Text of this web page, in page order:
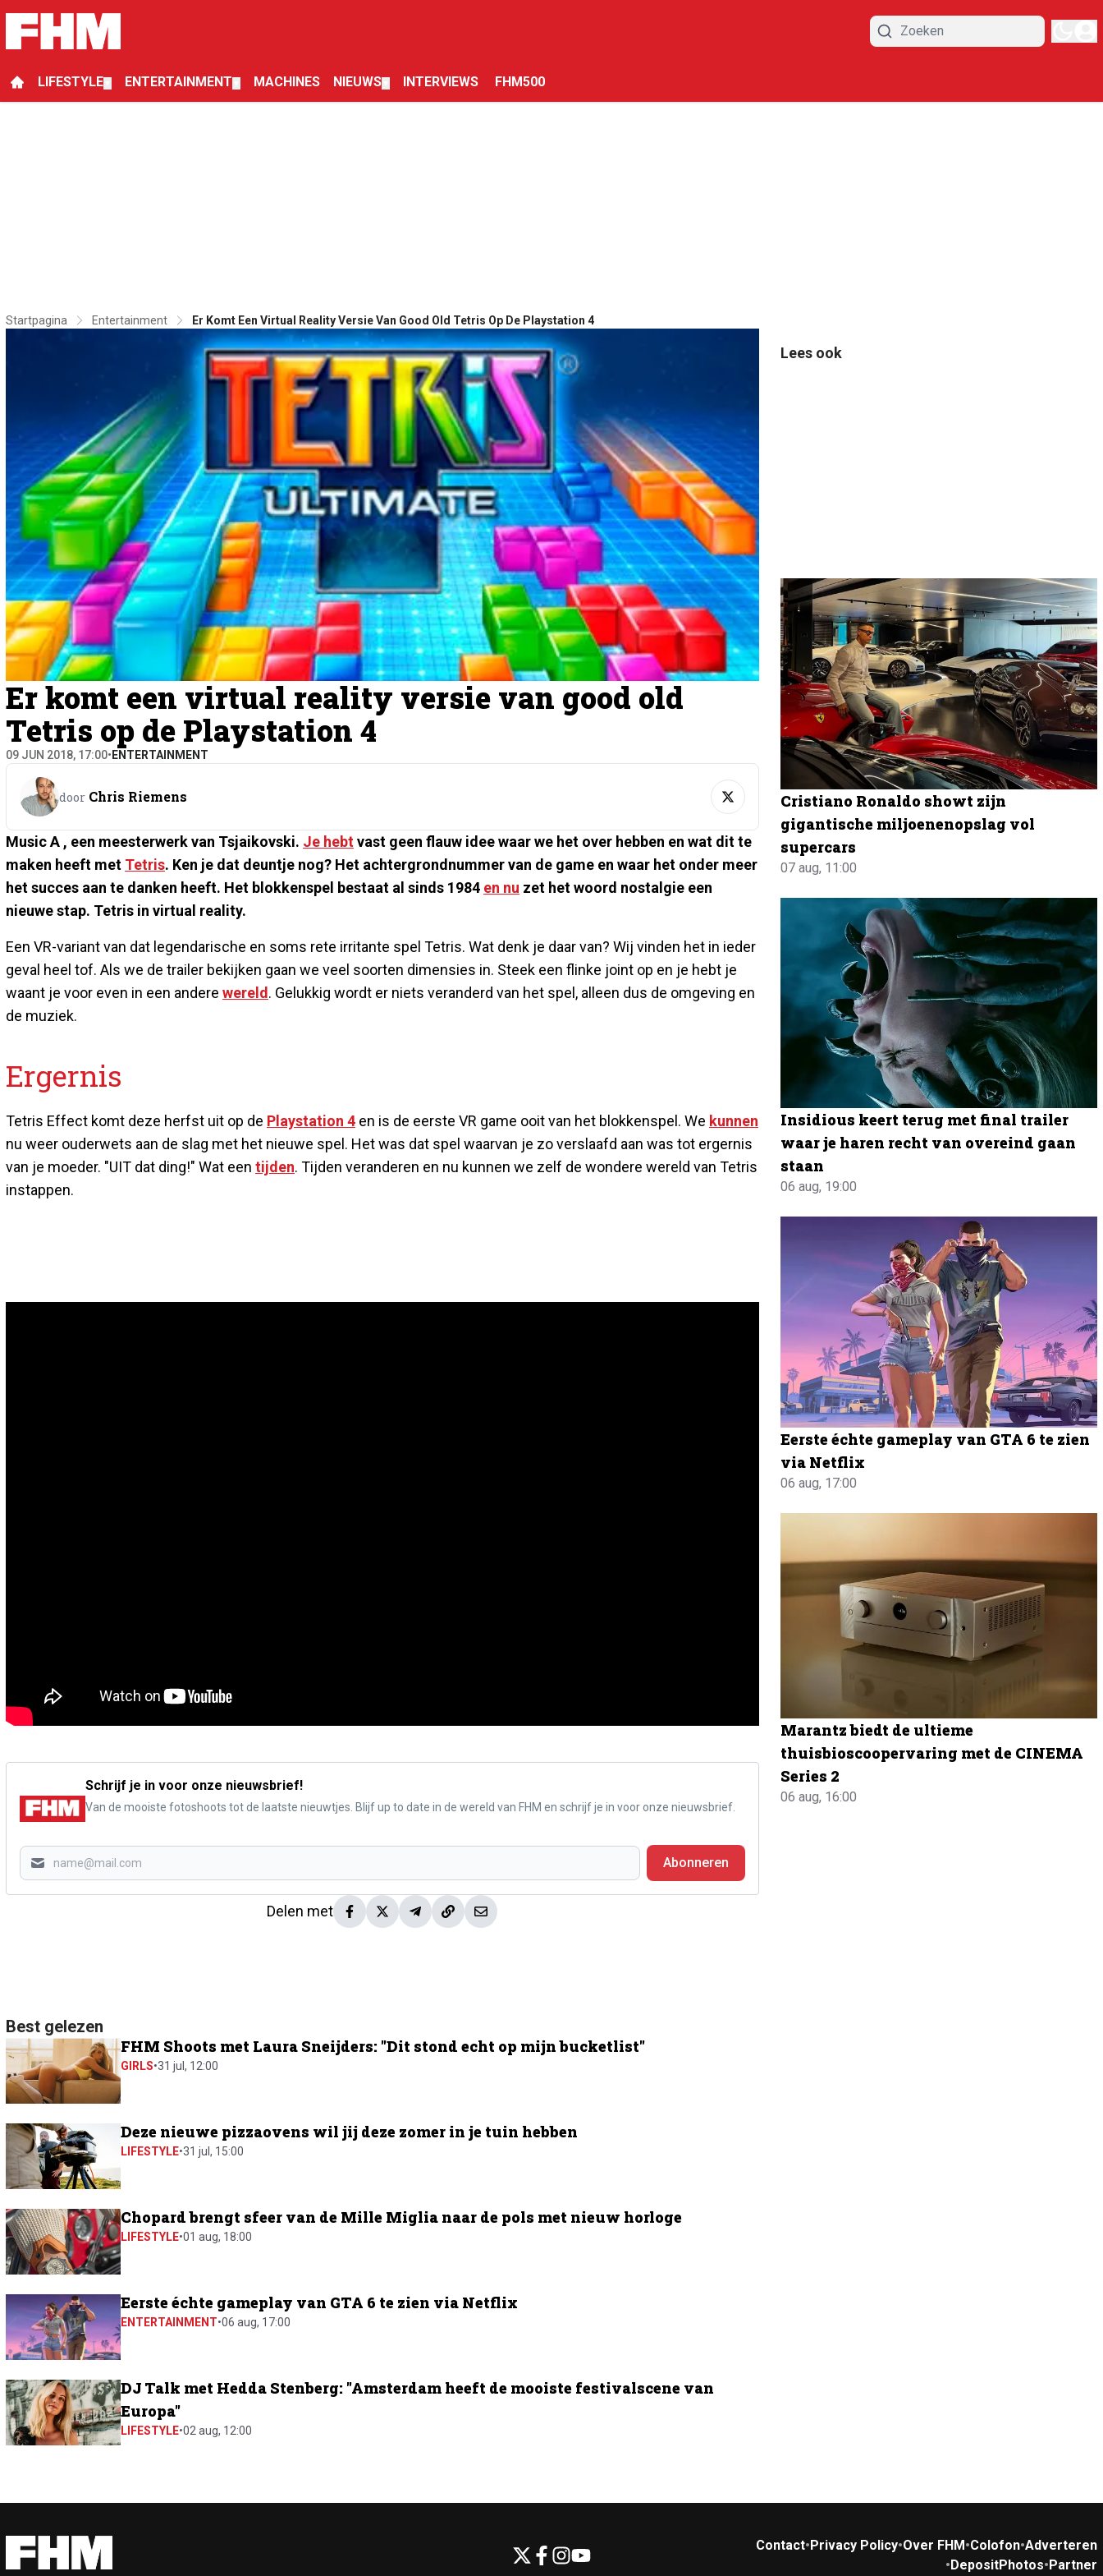
LIFESTYLE ENTERTAINMENT MACHINES NIEUWS INTERVIEWS FHM500
Startpagina Entertainment Er Komt Een Virtual Reality Versie Van Good Old Tetris Op De Playstation 4
Er komt een virtual reality versie van good old
Tetris op de Playstation 4
09 JUN 2018, 17:00• ENTERTAINMENT
door Chris Riemens
Music A , een meesterwerk van Tsjaikovski. Je hebtvast geen flauw idee waar we het over hebben en wat dit te
maken heeft met Tetris. Ken je dat deuntje nog? Het achtergrondnummer van de game en waar het onder meer
het succes aan te danken heeft. Het blokkenspel bestaat al sinds 1984 en nu zet het woord nostalgie een
nieuwe stap. Tetris in virtual reality.
Een VR-variant van dat legendarische en soms rete irritante spel Tetris. Wat denk je daar van? Wij vinden het in ieder
geval heel tof. Als we de trailer bekijken gaan we veel soorten dimensies in. Steek een flinke joint op en je hebt je
waant je voor even in een andere wereld . Gelukkig wordt er niets veranderd van het spel, alleen dus de omgeving en
de muziek.
Ergernis
Tetris Effect komt deze herfst uit op de Playstation 4 en is de eerste VR game ooit van het blokkenspel. We kunnen
nu weer ouderwets aan de slag met het nieuwe spel. Het was dat spel waarvan je zo verslaafd aan was tot ergernis
van je moeder. "UIT dat ding!" Wat een tijden. Tijden veranderen en nu kunnen we zelf de wondere wereld van Tetris
instappen.
Schrijf je in voor onze nieuwsbrief!
Van de mooiste fotoshoots tot de laatste nieuwtjes. Blijf up to date in de wereld van FHM en schrijf je in voor onze nieuwsbrief.
Abonneren
Delen met
Best gelezen
FHM Shoots met Laura Sneijders: "Dit stond echt op mijn bucketlist"
GIRLS•31 jul, 12:00
Deze nieuwe pizzaovens wil jij deze zomer in je tuin hebben
LIFESTYLE•31 jul, 15:00
Chopard brengt sfeer van de Mille Miglia naar de pols met nieuw horloge
LIFESTYLE•01 aug, 18:00
Eerste échte gameplay van GTA 6 te zien via Netflix
ENTERTAINMENT•06 aug, 17:00
DJ Talk met Hedda Stenberg: "Amsterdam heeft de mooiste festivalscene van
Europa"
LIFESTYLE•02 aug, 12:00
Lees ook
Cristiano Ronaldo showt zijn
gigantische miljoenenopslag vol
supercars
07 aug, 11:00
Insidious keert terug met final trailer
waar je haren recht van overeind gaan
staan
06 aug, 19:00
Eerste échte gameplay van GTA 6 te zien
via Netflix
06 aug, 17:00
Marantz biedt de ultieme
thuisbioscoopervaring met de CINEMA
Series 2
06 aug, 16:00
Contact•Privacy Policy•Over FHM•Colofon•Adverteren
•DepositPhotos•Partner